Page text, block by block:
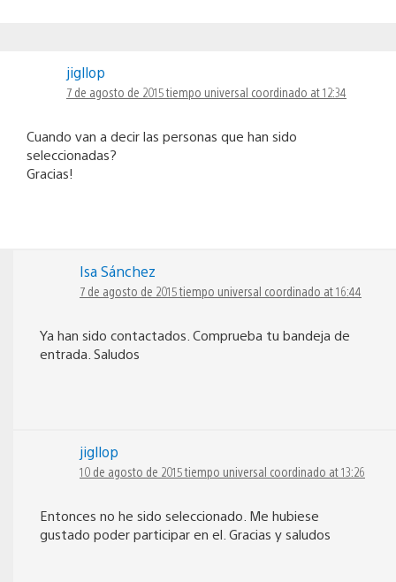
jigllop
7 de agosto de 2015 tiempo universal coordinado at 12:34
Cuando van a decir las personas que han sido
seleccionadas?
Gracias!
Isa Sánchez
7 de agosto de 2015 tiempo universal coordinado at 16:44
Ya han sido contactados. Comprueba tu bandeja de
entrada. Saludos
jigllop
10 de agosto de 2015 tiempo universal coordinado at 13:26
Entonces no he sido seleccionado. Me hubiese
gustado poder participar en el. Gracias y saludos